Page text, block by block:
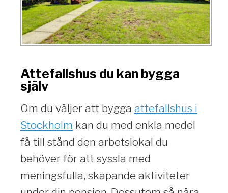
Attefallshus du kan bygga
själv
Om du väljer att bygga attefallshus i
Stockholm kan du med enkla medel
få till stånd den arbetslokal du
behöver för att syssla med
meningsfulla, skapande aktiviteter